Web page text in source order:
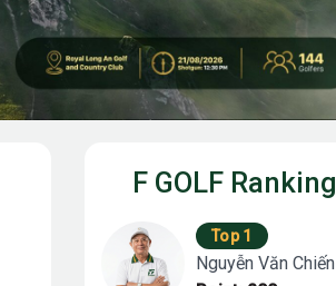
F GOLF Ranking
Top 1
Nguyễn Văn Chiến